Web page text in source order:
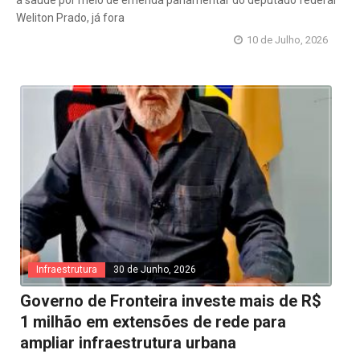
Weliton Prado, já fora
10 de Julho, 2026
Infraestrutura 30 de Junho, 2026
Governo de Fronteira investe mais de R$
1 milhão em extensões de rede para
ampliar infraestrutura urbana